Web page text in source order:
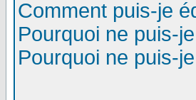
Comment puis-je
Pourquoi ne puis-
Pourquoi ne puis-